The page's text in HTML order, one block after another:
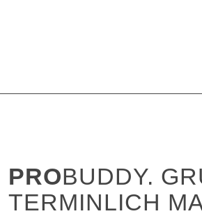
PROBUDDY.
TERMINLICH